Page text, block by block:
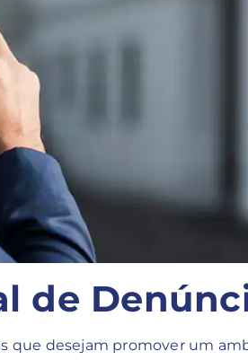
de
que desejam promover um